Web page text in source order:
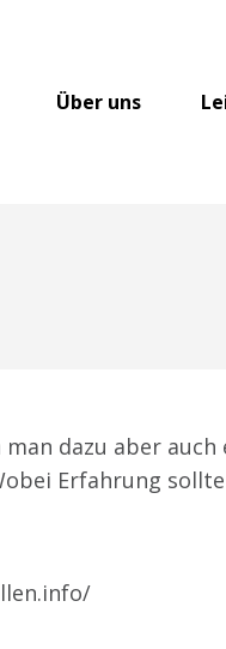
Über uns
dazu aber
Erfahrung